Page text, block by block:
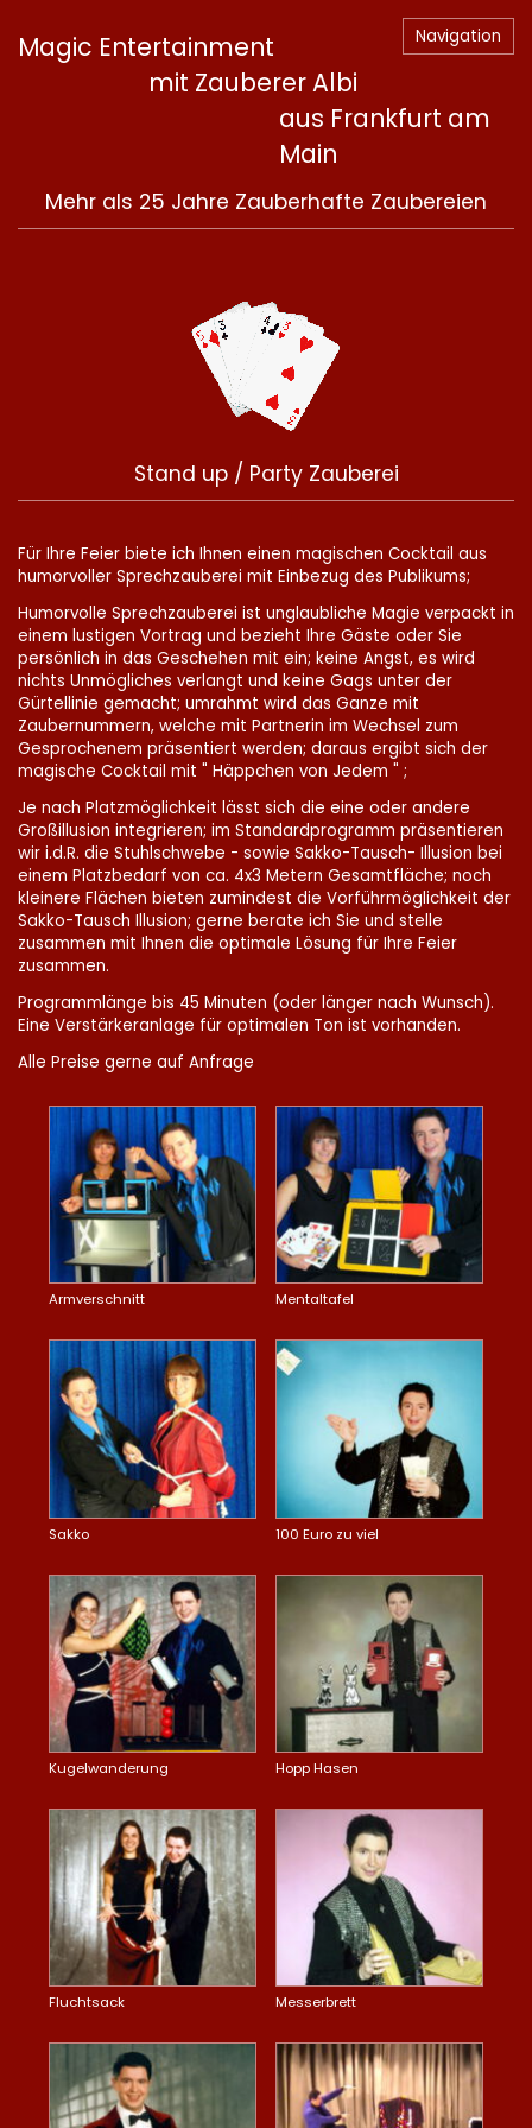
Navigation
Magic Entertainment
mit Zauberer Albi
aus Frankfurt am
Main
Mehr als 25 Jahre Zauberhafte Zaubereien
Stand up / Party Zauberei
Für Ihre Feier biete ich Ihnen einen magischen Cocktail aus
humorvoller Sprechzauberei mit Einbezug des Publikums;
Humorvolle Sprechzauberei ist unglaubliche Magie verpackt in
einem lustigen Vortrag und bezieht Ihre Gäste oder Sie
persönlich in das Geschehen mit ein; keine Angst, es wird
nichts Unmögliches verlangt und keine Gags unter der
Gürtellinie gemacht; umrahmt wird das Ganze mit
Zaubernummern, welche mit Partnerin im Wechsel zum
Gesprochenem präsentiert werden; daraus ergibt sich der
magische Cocktail mit " Häppchen von Jedem " ;
Je nach Platzmöglichkeit lässt sich die eine oder andere
Großillusion integrieren; im Standardprogramm präsentieren
wir i.d.R. die Stuhlschwebe - sowie Sakko-Tausch- Illusion bei
einem Platzbedarf von ca. 4x3 Metern Gesamtfläche; noch
kleinere Flächen bieten zumindest die Vorführmöglichkeit der
Sakko-Tausch Illusion; gerne berate ich Sie und stelle
zusammen mit Ihnen die optimale Lösung für Ihre Feier
zusammen.
Programmlänge bis 45 Minuten (oder länger nach Wunsch).
Eine Verstärkeranlage für optimalen Ton ist vorhanden.
Alle Preise gerne auf Anfrage
Armverschnitt Mentaltafel
Sakko 100 Euro zu viel
Kugelwanderung Hopp Hasen
Fluchtsack Messerbrett